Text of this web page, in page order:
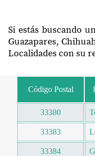
Si estás buscando
Guazapares,
Localidades con su
Código Postal
33380
33383
33384